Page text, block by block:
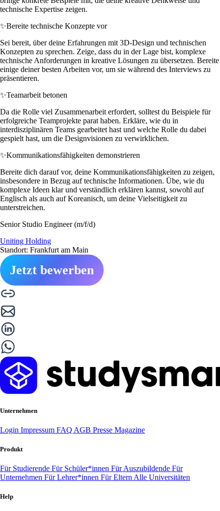
technische Expertise zeigen.
✨Bereite technische Konzepte vor
Sei bereit, über deine Erfahrungen mit 3D-Design und technischen
Konzepten zu sprechen. Zeige, dass du in der Lage bist, komplexe
technische Anforderungen in kreative Lösungen zu übersetzen. Bereite
einige deiner besten Arbeiten vor, um sie während des Interviews zu
präsentieren.
✨Teamarbeit betonen
Da die Rolle viel Zusammenarbeit erfordert, solltest du Beispiele für
erfolgreiche Teamprojekte parat haben. Erkläre, wie du in
interdisziplinären Teams gearbeitet hast und welche Rolle du dabei
gespielt hast, um die Designvisionen zu verwirklichen.
✨Kommunikationsfähigkeiten demonstrieren
Bereite dich darauf vor, deine Kommunikationsfähigkeiten zu zeigen,
insbesondere in Bezug auf technische Informationen. Übe, wie du
komplexe Ideen klar und verständlich erklären kannst, sowohl auf
Englisch als auch auf Koreanisch, um deine Vielseitigkeit zu
unterstreichen.
Senior Studio Engineer (m/f/d)
Uniting Holding
Standort: Frankfurt am Main
Jetzt bewerben
Unternehmen
Login Impressum FAQ AGB Presse Magazine
Produkt
Für Studierende Für Schüler*innen Für Auszubildende Für
Unternehmen Für Lehrer*innen Für Eltern Alle Universitäten
Help